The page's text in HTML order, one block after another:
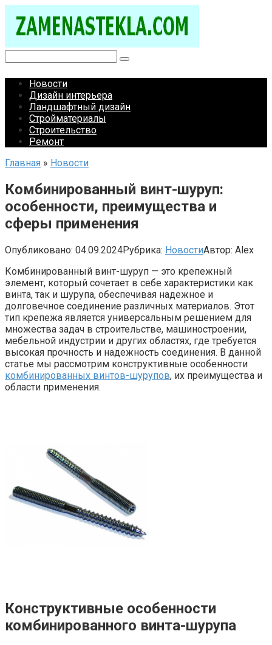
контенту
Новости
Дизайн интерьера
Ландшафтный дизайн
Стройматериалы
Строительство
Ремонт
Главная » Новости
Комбинированный винт-шуруп:
особенности, преимущества и
сферы применения
Опубликовано: 04.09.2024Рубрика: НовостиАвтор: Alex
Комбинированный винт-шуруп — это крепежный
элемент, который сочетает в себе характеристики как
винта, так и шурупа, обеспечивая надежное и
долговечное соединение различных материалов. Этот
тип крепежа является универсальным решением для
множества задач в строительстве, машиностроении,
мебельной индустрии и других областях, где требуется
высокая прочность и надежность соединения. В данной
статье мы рассмотрим конструктивные особенности
комбинированных винтов-шурупов, их преимущества и
области применения.
Конструктивные особенности
комбинированного винта-шурупа